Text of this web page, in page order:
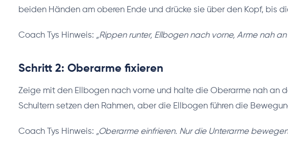
beiden Händen am oberen Ende und drücke sie über den Kopf, bis
Coach Tys Hinweis: „Rippen runter, Ellbogen nach vorne, Arme nah
Schritt 2: Oberarme fixieren
Zeige mit den Ellbogen nach vorne und halte die Oberarme nah an
Schultern setzen den Rahmen, aber die Ellbogen führen die
Coach Tys Hinweis: „Oberarme einfrieren. Nur die Unterarme